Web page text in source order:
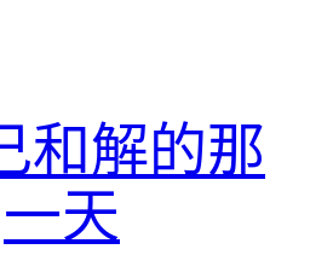
和解的那
一天